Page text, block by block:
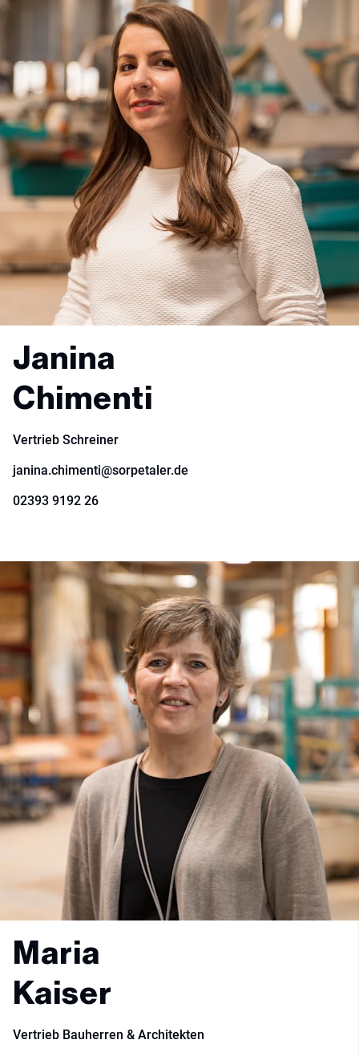
Janina
Chimenti
Vertrieb Schreiner
janina.chimenti@sorpetaler.de
02393 9192 26
Maria
Kaiser
Vertrieb Bauherren & Architekten